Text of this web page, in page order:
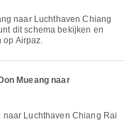
dit schema bekijken en
op Airpaz.
Mueang naar